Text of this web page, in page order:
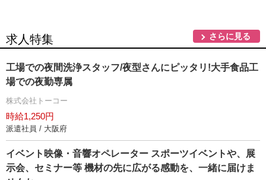
求人特集 さらに見る
工場での夜間洗浄スタッフ/夜型さんにピッタリ!大手食品工
場での夜勤専属
株式会社トーコー
時給1,250円
派遣社員 / 大阪府
イベント映像・音響オペレーター スポーツイベントや、展
示会、セミナー等 機材の先に広がる感動を、一緒に届けま